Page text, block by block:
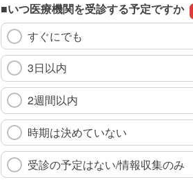
■いつ医療機関を受診する予定ですか
すぐにでも
3日以内
2週間以内
時期は決めていない
受診の予定はない/情報収集のみ